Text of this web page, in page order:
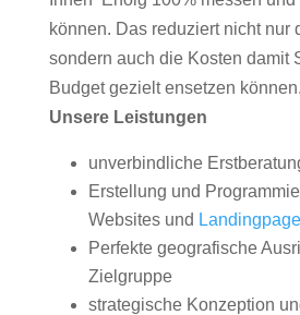
können. Das reduziert nicht nur
sondern auch die Kosten damit
Budget gezielt ensetzen können.
Unsere Leistungen
unverbindliche
Erstellung und
Websites und
Perfekte geografische
Zielgruppe
strategische Konzeption